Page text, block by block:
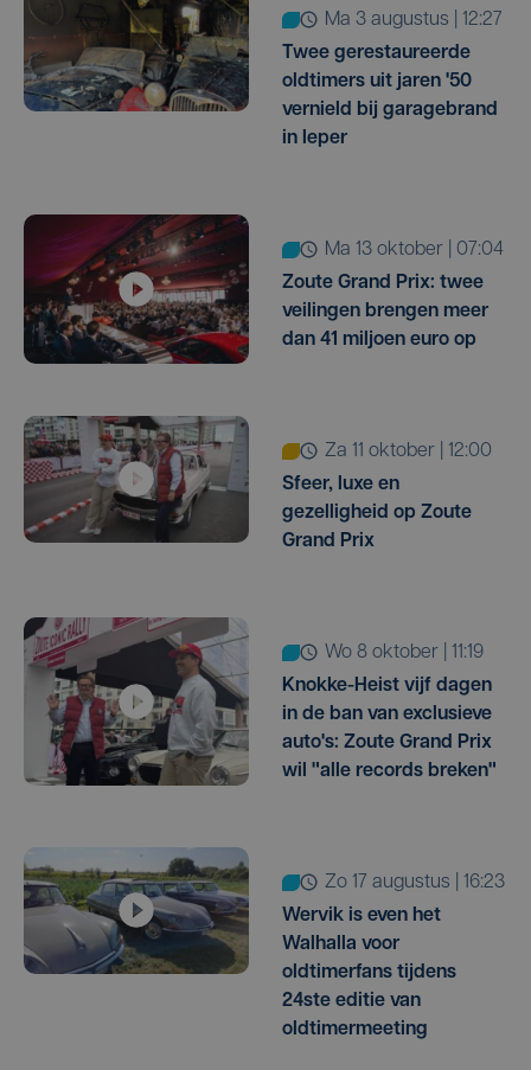
ma 3 augustus | 12:27
Twee gerestaureerde
oldtimers uit jaren '50
vernield bij garagebrand
in Ieper
ma 13 oktober | 07:04
Zoute Grand Prix: twee
veilingen brengen meer
dan 41 miljoen euro op
za 11 oktober | 12:00
Sfeer, luxe en
gezelligheid op Zoute
Grand Prix
wo 8 oktober | 11:19
Knokke-Heist vijf dagen
in de ban van exclusieve
auto's: Zoute Grand Prix
wil "alle records breken"
zo 17 augustus | 16:23
Wervik is even het
Walhalla voor
oldtimerfans tijdens
24ste editie van
oldtimermeeting